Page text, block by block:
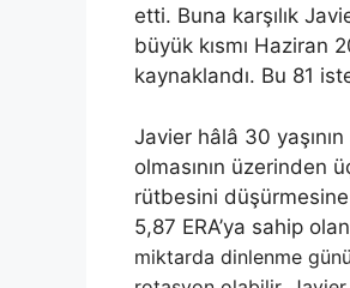
etti. Buna karşılık
büyük kısmı Haziran
kaynaklandı. Bu 81
Javier hâlâ 30
olmasının üzerinden
rütbesini
5,87 ERA’ya sahip
miktarda dinlenme